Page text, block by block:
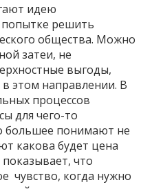
идею
попытке решить
общества. Можно
затеи, не
выгоды,
этом направлении. В
процессов
для чего-то
большее понимают не
какова будет цена
что
чувство, когда нужно